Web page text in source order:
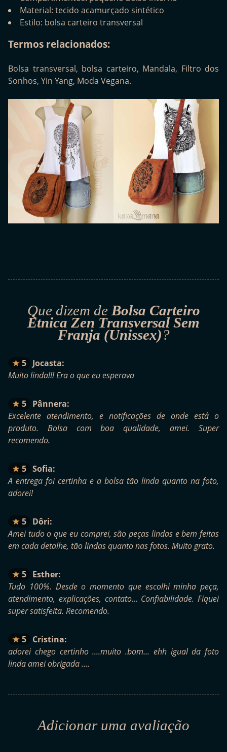
Material: tecido acamurçado sintético
Estilo: bolsa carteiro transversal
Termos relacionados:
Bolsa transversal, bolsa carteiro, Mandala, Filtro dos
Sonhos, Yin Yang, Moda Vegana.
Que dizem de Bolsa Carteiro
Étnica Zen Transversal Sem
Franja (Unissex)?
5
Jocasta:
Muito linda!!! Era o que eu esperava
5
Pânnera:
Excelente atendimento, e notificações de onde está o
produto. Bolsa com boa qualidade, amei. Super
recomendo.
5 Sofia:
A entrega foi certinha e a bolsa tão linda quanto na foto,
adorei!
5
Dôri:
Amei tudo o que eu comprei, são peças lindas e bem feitas
em cada detalhe, tão lindas quanto nas fotos. Muito grato.
5
Esther:
Tudo 100%. Desde o momento que escolhi minha peça,
atendimento, explicações, contato... Confiabilidade. Fiquei
super satisfeita. Recomendo.
5
Cristina:
adorei chego certinho ....muito .bom... ehh igual da foto
linda amei obrigada ....
Adicionar uma avaliação